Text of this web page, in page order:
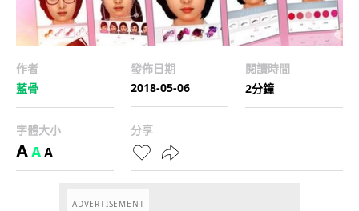
作者
藍骨
發佈日期
2018-05-06
閱讀時間
2分鐘
字體大小
AAA
分享
ADVERTISEMENT